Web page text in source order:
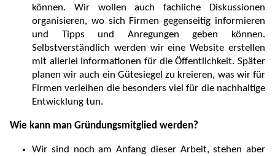
können. Wir wollen auch fachliche Diskussionen
organisieren, wo sich Firmen gegenseitig informieren
und Tipps und Anregungen geben können.
Selbstverständlich werden wir eine Website erstellen
mit allerlei Informationen für die Öffentlichkeit. Später
planen wir auch ein Gütesiegel zu kreieren, was wir für
Firmen verleihen die besonders viel für die nachhaltige
Entwicklung tun.
Wie kann man Gründungsmitglied werden?
Wir sind noch am Anfang dieser Arbeit, stehen aber